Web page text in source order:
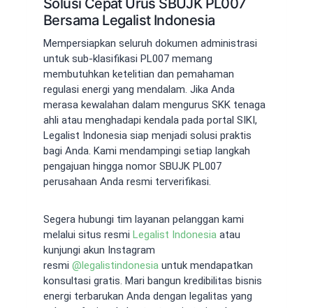
Bersama Legalist Indonesia
Mempersiapkan seluruh dokumen administrasi
untuk sub-klasifikasi PL007 memang
membutuhkan ketelitian dan pemahaman
regulasi energi yang mendalam. Jika Anda
merasa kewalahan dalam mengurus SKK tenaga
ahli atau menghadapi kendala pada portal SIKI,
Legalist Indonesia siap menjadi solusi praktis
bagi Anda. Kami mendampingi setiap langkah
pengajuan hingga nomor SBUJK PL007
perusahaan Anda resmi terverifikasi.
Segera hubungi tim layanan pelanggan kami
melalui situs resmi Legalist Indonesia atau
kunjungi akun Instagram
resmi @legalistindonesia untuk mendapatkan
konsultasi gratis. Mari bangun kredibilitas bisnis
energi terbarukan Anda dengan legalitas yang